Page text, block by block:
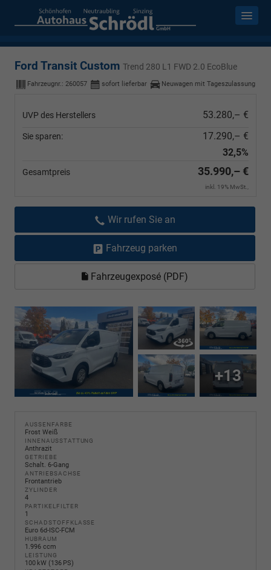
Ford Transit Custom Trend 280 L1 FWD 2.0 EcoBlue
Fahrzeugnr.: 260057 sofort lieferbar Neuwagen mit Tageszulassung
UVP des Herstellers 53.280,– €
Sie sparen:
17.290,– €
32,5%
Gesamtpreis 35.990,– €
inkl. 19% MwSt.,
Wir rufen Sie an
Fahrzeug parken
Fahrzeugexposé (PDF)
+13
AUSSENFARBE
Frost Weiß
INNENAUSSTATTUNG
Anthrazit
GETRIEBE
Schalt. 6-Gang
ANTRIEBSACHSE
Frontantrieb
ZYLINDER
4
PARTIKELFILTER
1
SCHADSTOFFKLASSE
Euro 6d-ISC-FCM
HUBRAUM
1.996 ccm
LEISTUNG
100 kW (136 PS)